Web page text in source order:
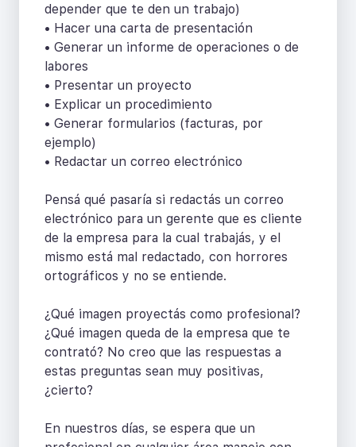
depender que te den un trabajo)
• Hacer una carta de presentación
• Generar un informe de operaciones o de
labores
• Presentar un proyecto
• Explicar un procedimiento
• Generar formularios (facturas, por
ejemplo)
• Redactar un correo electrónico
Pensá qué pasaría si redactás un correo
electrónico para un gerente que es cliente
de la empresa para la cual trabajás, y el
mismo está mal redactado, con horrores
ortográficos y no se entiende.
¿Qué imagen proyectás como profesional?
¿Qué imagen queda de la empresa que te
contrató? No creo que las respuestas a
estas preguntas sean muy positivas,
¿cierto?
En nuestros días, se espera que un